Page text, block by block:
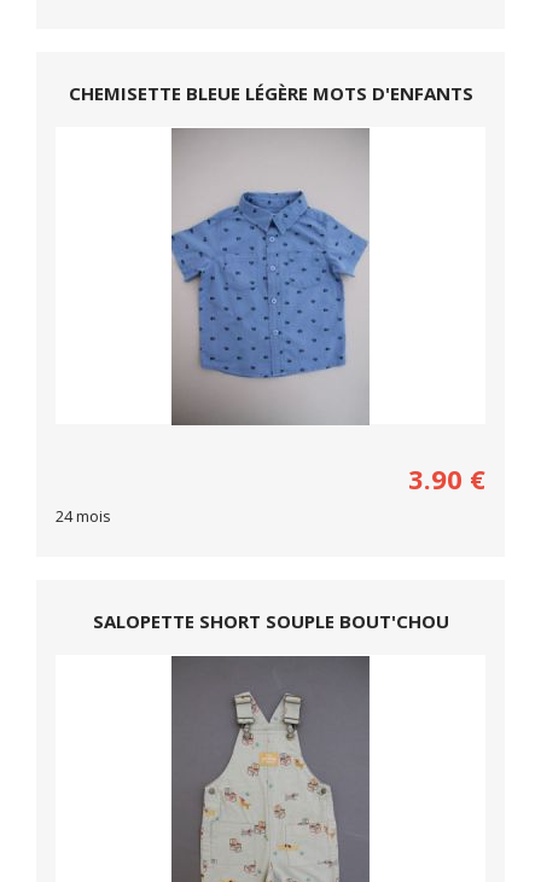
CHEMISETTE BLEUE LÉGÈRE MOTS D'ENFANTS
3.90 €
24 mois
SALOPETTE SHORT SOUPLE BOUT'CHOU